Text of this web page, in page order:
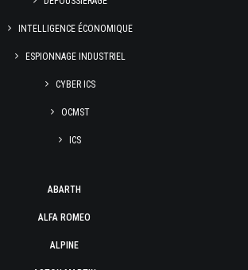
INTELLIGENCE ÉCONOMIQUE
ESPIONNAGE INDUSTRIEL
CYBER ICS
OCMST
ICS
ABARTH
ALFA ROMEO
ALPINE